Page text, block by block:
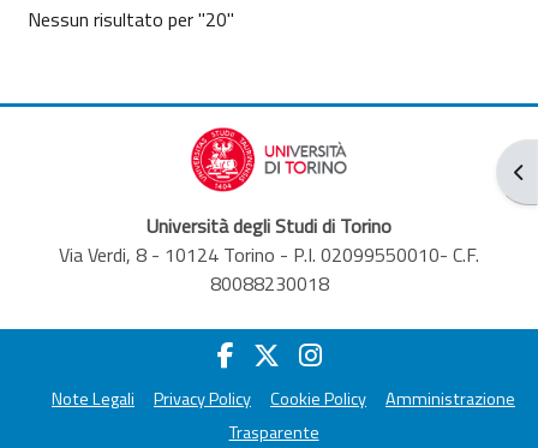
Nessun risultato per "20"
Università degli Studi di Torino
Via Verdi, 8 - 10124 Torino - P.I. 02099550010- C.F.
80088230018
Note Legali Privacy Policy Cookie Policy
Amministrazione
Trasparente